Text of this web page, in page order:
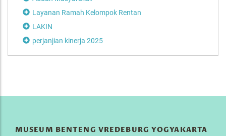
Layanan Ramah Kelompok Rentan
LAKIN
perjanjian kinerja 2025
MUSEUM BENTENG VREDEBURG YOGYAKARTA